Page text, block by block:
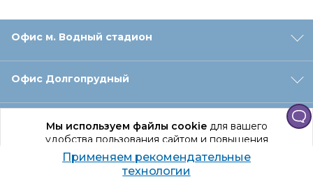
Мы используем файлы cookieдля вашего
удобства пользования сайтом и повышения
качества рекомендаций.
Продолжая использование сайта, вы даете
согласие на обработку персональных данных
Офис м. Водный стадион
Офис Долгопрудный
Офис Санкт‑Петербург
Оформление заказа
Применяем рекомендательные
технологии